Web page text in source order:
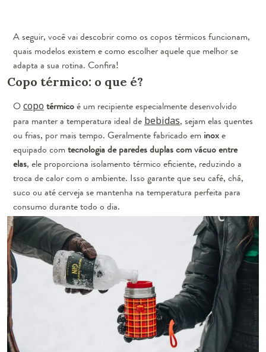
A seguir, você vai descobrir como os copos térmicos funcionam,
quais modelos existem e como escolher aquele que melhor se
adapta a sua rotina. Confira!
Copo térmico: o que é?
Ocopo térmicoé um recipiente especialmente desenvolvido
para manter a temperatura ideal de bebidas, sejam elas quentes
ou frias, por mais tempo. Geralmente fabricado em inoxe
equipado comtecnologia de paredes duplas com vácuo entre
elas, ele proporciona isolamento térmico eficiente, reduzindo a
troca de calor com o ambiente. Isso garante que seu café, chá,
suco ou até cerveja se mantenha na temperatura perfeita para
consumo durante todo o dia.